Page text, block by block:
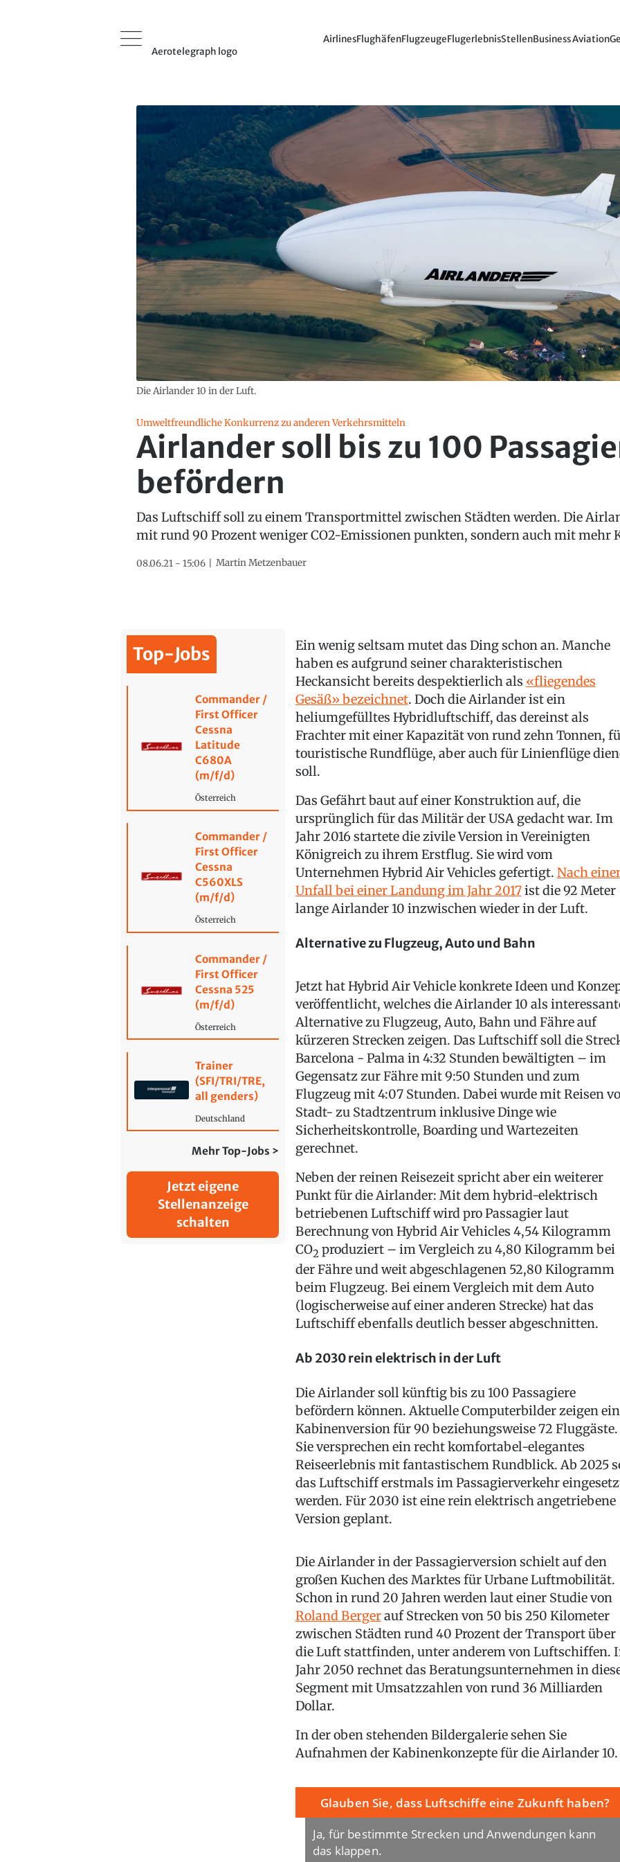
Aerotelegraph logo
AirlinesFlughäfenFlugzeugeFlugerlebnisStellenBusiness Aviation
Die Airlander 10 in der Luft.
Umweltfreundliche Konkurrenz zu anderen Verkehrsmitteln
Airlander soll bis zu 100
befördern
Das Luftschiff soll zu einem Transportmittel zwischen Städten werden. Die
mit rund 90 Prozent weniger CO2-Emissionen punkten, sondern auch mit mehr
08.06.21 - 15:06 Martin Metzenbauer
Top-Jobs
Commander /
First Officer
Cessna
Latitude
C680A
(m/f/d)
Österreich
Commander /
First Officer
Cessna
C560XLS
(m/f/d)
Österreich
Commander /
First Officer
Cessna 525
(m/f/d)
Österreich
Trainer
(SFI/TRI/TRE,
all genders)
Deutschland
Mehr Top-Jobs >
Jetzt eigene
Stellenanzeige
schalten
Ein wenig seltsam mutet das Ding schon an. Manche
haben es aufgrund seiner charakteristischen
Heckansicht bereits despektierlich als «fliegendes
Gesäß» bezeichnet. Doch die Airlander ist ein
heliumgefülltes Hybridluftschiff, das dereinst als
Frachter mit einer Kapazität von rund zehn Tonnen,
touristische Rundflüge, aber auch für Linienflüge
soll.
Das Gefährt baut auf einer Konstruktion auf, die
ursprünglich für das Militär der USA gedacht war. Im
Jahr 2016 startete die zivile Version in Vereinigten
Königreich zu ihrem Erstflug. Sie wird vom
Unternehmen Hybrid Air Vehicles gefertigt. Nach
Unfall bei einer Landung im Jahr 2017ist die 92 Meter
lange Airlander 10 inzwischen wieder in der Luft.
Alternative zu Flugzeug, Auto und Bahn
Jetzt hat Hybrid Air Vehicle konkrete Ideen und
veröffentlicht, welches die Airlander 10 als
Alternative zu Flugzeug, Auto, Bahn und Fähre auf
kürzeren Strecken zeigen. Das Luftschiff soll die
Barcelona - Palma in 4:32 Stunden bewältigten – im
Gegensatz zur Fähre mit 9:50 Stunden und zum
Flugzeug mit 4:07 Stunden. Dabei wurde mit Reisen
Stadt- zu Stadtzentrum inklusive Dinge wie
Sicherheitskontrolle, Boarding und Wartezeiten
gerechnet.
Neben der reinen Reisezeit spricht aber ein weiterer
Punkt für die Airlander: Mit dem hybrid-elektrisch
betriebenen Luftschiff wird pro Passagier laut
Berechnung von Hybrid Air Vehicles 4,54 Kilogramm
CO2 produziert – im Vergleich zu 4,80 Kilogramm bei
der Fähre und weit abgeschlagenen 52,80 Kilogramm
beim Flugzeug. Bei einem Vergleich mit dem Auto
(logischerweise auf einer anderen Strecke) hat das
Luftschiff ebenfalls deutlich besser abgeschnitten.
Ab 2030 rein elektrisch in der Luft
Die Airlander soll künftig bis zu 100 Passagiere
befördern können. Aktuelle Computerbilder zeigen
Kabinenversion für 90 beziehungsweise 72 Fluggäste.
Sie versprechen ein recht komfortabel-elegantes
Reiseerlebnis mit fantastischem Rundblick. Ab 2025
das Luftschiff erstmals im Passagierverkehr
werden. Für 2030 ist eine rein elektrisch angetriebene
Version geplant.
Die Airlander in der Passagierversion schielt auf den
großen Kuchen des Marktes für Urbane Luftmobilität.
Schon in rund 20 Jahren werden laut einer Studie von
Roland Bergerauf Strecken von 50 bis 250 Kilometer
zwischen Städten rund 40 Prozent der Transport über
die Luft stattfinden, unter anderem von Luftschiffen.
Jahr 2050 rechnet das Beratungsunternehmen in
Segment mit Umsatzzahlen von rund 36 Milliarden
Dollar.
In der oben stehenden Bildergalerie sehen Sie
Aufnahmen der Kabinenkonzepte für die Airlander 10.